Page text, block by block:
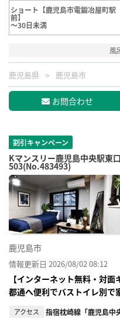
ショート【鹿児島市電鍛冶屋町駅
前】
～30日未満
風
鹿児島県 鹿児島市
お問合わせ
割引キャンペーン
Kマンスリー鹿児島中央駅東
503(No.483493)
鹿児島市
情報更新日 2026/08/02 08:12
【インターネット無料・対
都通へ便利でバストイレ別
アクセス 指宿枕崎線「鹿児島中